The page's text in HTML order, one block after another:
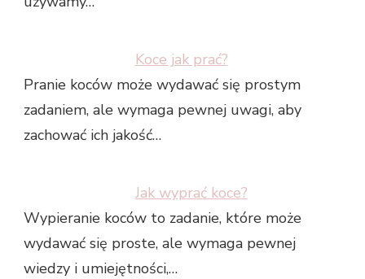
Koce jak prać?
Pranie koców może wydawać się prostym
zadaniem, ale wymaga pewnej uwagi, aby
zachować ich jakość…
Jak wyprać koce?
Wypieranie koców to zadanie, które może
wydawać się proste, ale wymaga pewnej
wiedzy i umiejętności,…